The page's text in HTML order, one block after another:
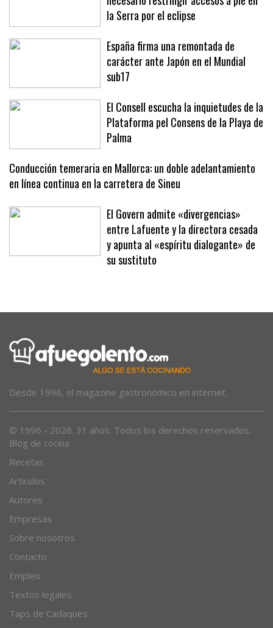
El Govern confía en que no será
necesario restringir accesos a pie en
la Serra por el eclipse
España firma una remontada de
carácter ante Japón en el Mundial
sub17
El Consell escucha la inquietudes de la
Plataforma pel Consens de la Playa de
Palma
Conducción temeraria en Mallorca: un doble adelantamiento
en línea continua en la carretera de Sineu
El Govern admite «divergencias»
entre Lafuente y la directora cesada
y apunta al «espíritu dialogante» de
Blog de cocina
Recetas
Artículos
Autores
Empresas
Sobre nosotros
Contacto
Empleo
Textos legales